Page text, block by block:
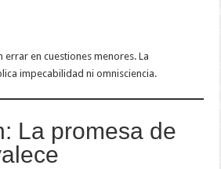
en cuestiones menores. La
impecabilidad ni omnisciencia.
La promesa de